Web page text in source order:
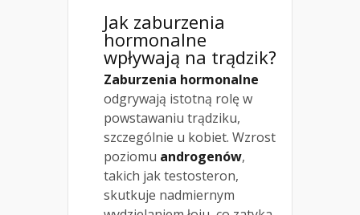
Jak zaburzenia
hormonalne
wpływają na trądzik?
Zaburzenia hormonalne
odgrywają istotną rolę w
powstawaniu trądziku,
szczególnie u kobiet. Wzrost
poziomu androgenów,
takich jak testosteron,
skutkuje nadmiernym